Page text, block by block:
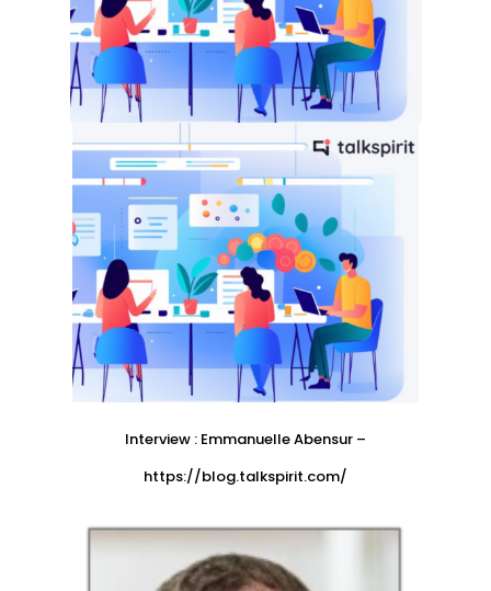
Interview : Emmanuelle Abensur –
https://blog.talkspirit.com/